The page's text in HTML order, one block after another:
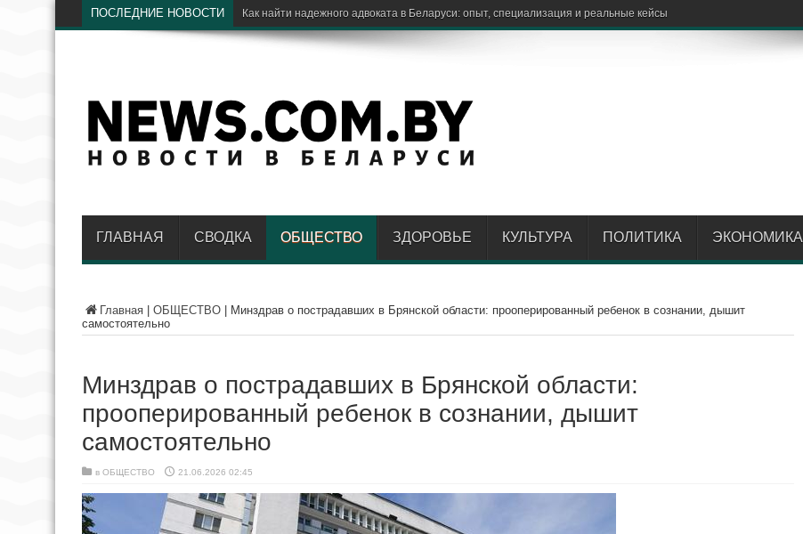
ПОСЛЕДНИЕ НОВОСТИ
ГЛАВНАЯ СВОДКА ОБЩЕСТВО ЗДОРОВЬЕ КУЛЬТУРА ПОЛИТИКА ЭКОНОМИКА
Главная ОБЩЕСТВО
Минздрав о пострадавших в Брянской области: прооперированный ребенок в сознании, дышит
самостоятельно
Минздрав о пострадавших в Брянской области:
прооперированный ребенок в сознании, дышит
самостоятельно
в ОБЩЕСТВО 21.06.2026 02:45